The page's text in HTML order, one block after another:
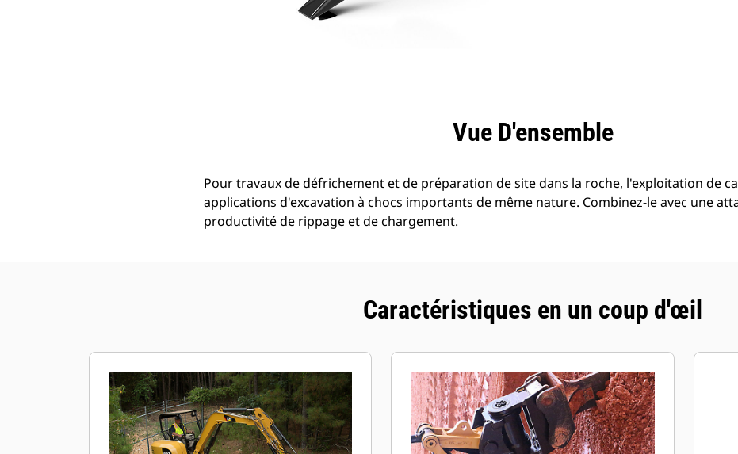
Vue D'ensemble
Pour travaux de défrichement et de préparation de site dans la roche, l'exploitation de
applications d'excavation à chocs importants de même nature. Combinez-le avec une
productivité de rippage et de chargement.
Caractéristiques en un coup d'œil